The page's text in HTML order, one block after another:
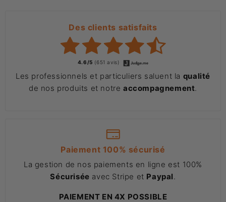
Des clients satisfaits
4.6/5 (651 avis)
Les professionnels et particuliers saluent la qualité
de nos produits et notre accompagnement
Paiement 100% sécurisé
La gestion de nos paiements en ligne est 100%
Sécurisée avec Stripe et Paypal
PAIEMENT EN 4X POSSIBLE